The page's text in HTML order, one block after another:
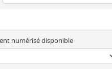
numérisé disponible